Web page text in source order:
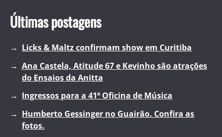
Últimas postagens
Licks & Maltz confirmam show em Curitiba
Ana Castela, Atitude 67 e Kevinho são atrações
do Ensaios da Anitta
Ingressos para a 41ª Oficina de Música
Humberto Gessinger no Guairão. Confira as
fotos.